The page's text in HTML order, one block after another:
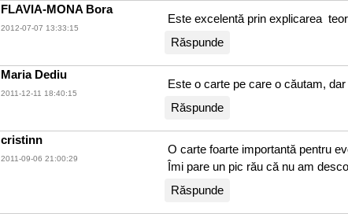
FLAVIA-MONA Bora
2012-07-07 13:33:15
Este excelentă prin explicarea
Răspunde
Maria Dediu
2011-12-11 18:40:15
Este o carte pe care o căutam,
Răspunde
cristinn
2011-09-06 21:00:29
O carte foarte importantă pentru
Îmi pare un pic rău că nu am
Răspunde